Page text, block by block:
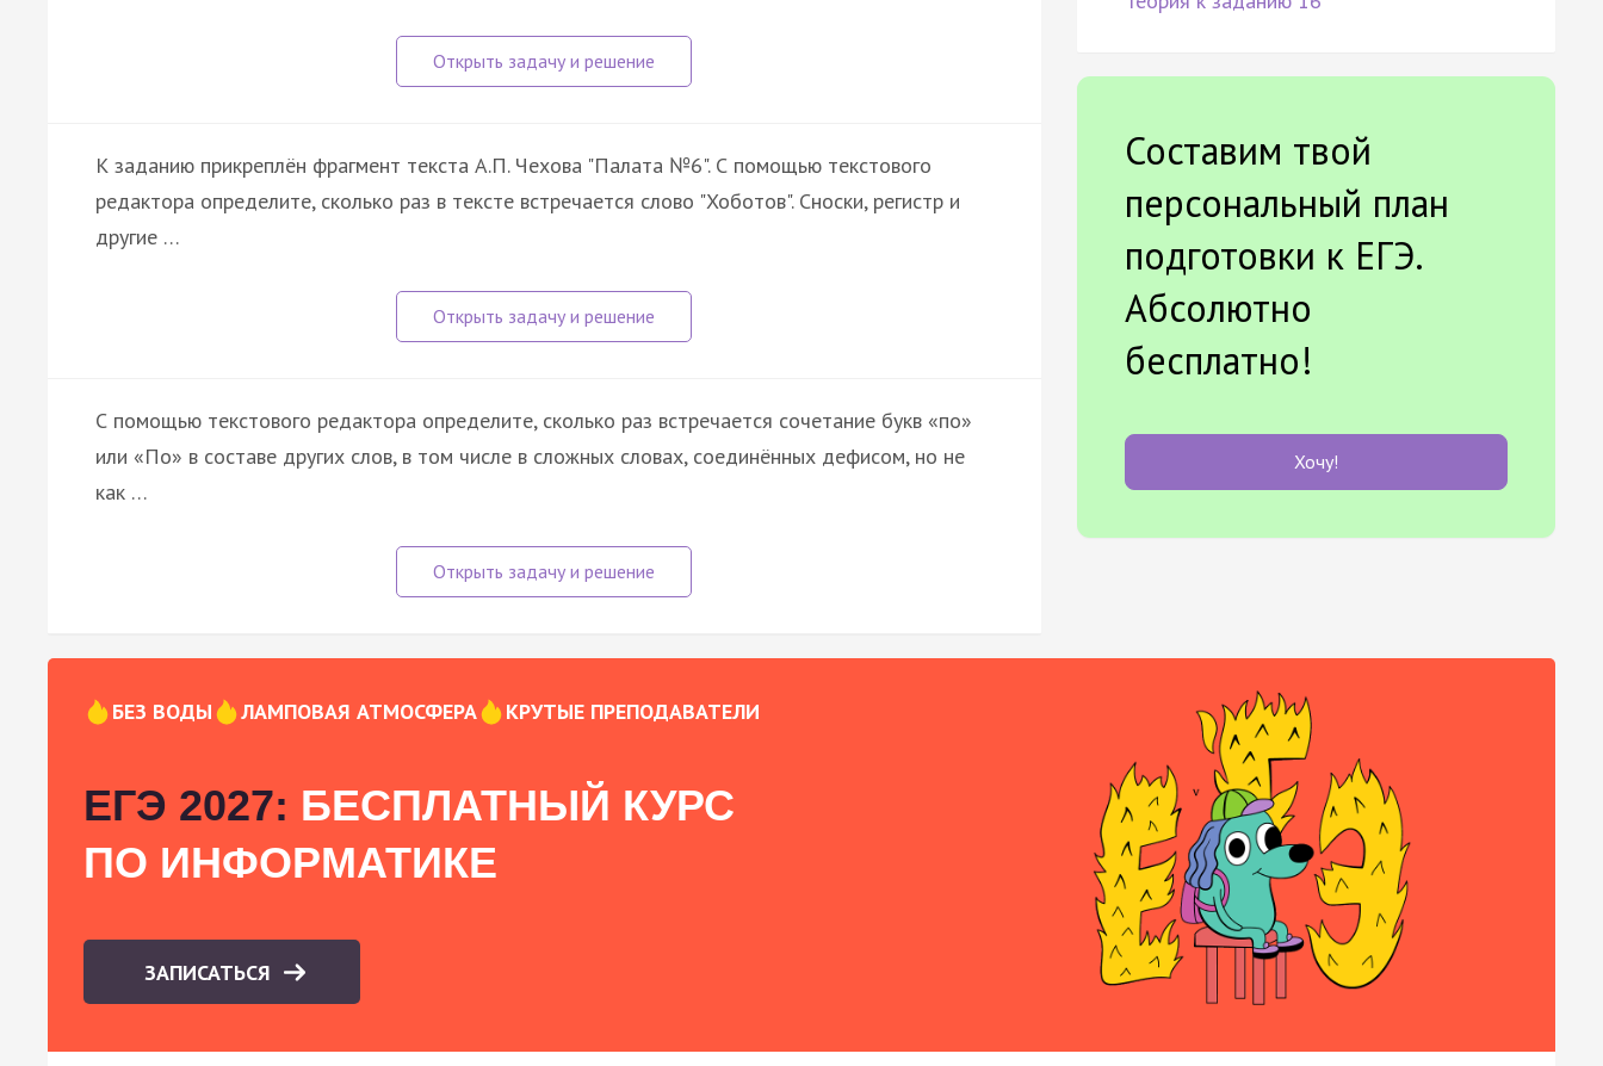
К заданию прикреплён фрагмент текста А.П. Чехова "Палата №6". С помощью текстового
редактора определите, сколько раз в тексте встречается слово "Хоботов". Сноски, регистр и
другие …
С помощью текстового редактора определите, сколько раз встречается сочетание букв «по»
или «По» в составе других слов, в том числе в сложных словах, соединённых дефисом, но не
как …
Составим твой
персональный план
подготовки к ЕГЭ.
Абсолютно
бесплатно!
Хочу!
БЕЗ ВОДЫ ЛАМПОВАЯ АТМОСФЕРА КРУТЫЕ ПРЕПОДАВАТЕЛИ
ЕГЭ 2027: БЕСПЛАТНЫЙ КУРС
ПО ИНФОРМАТИКЕ
ЗАПИСАТЬСЯ